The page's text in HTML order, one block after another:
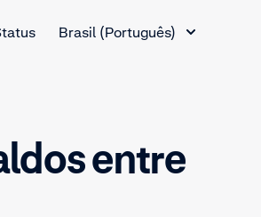
Brasil (Português)
entre